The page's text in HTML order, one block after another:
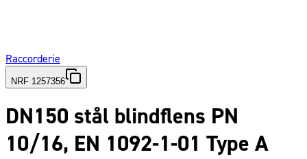
Raccorderie
NRF 1257356
DN150 stål blindflens PN
10/16, EN 1092-1-01 Type A